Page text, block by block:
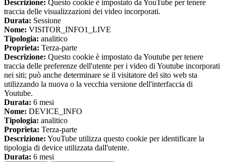
Descrizione: Questo cookie è impostato da YouTube per tenere
traccia delle visualizzazioni dei video incorporati.
Durata: Sessione
Nome: VISITOR_INFO1_LIVE
Tipologia: analitico
Proprieta: Terza-parte
Descrizione: Questo cookie è impostato da Youtube per tenere
traccia delle preferenze dell'utente per i video di Youtube incorporati
nei siti; può anche determinare se il visitatore del sito web sta
utilizzando la nuova o la vecchia versione dell'interfaccia di
Youtube.
Durata: 6 mesi
Nome: DEVICE_INFO
Tipologia: analitico
Proprieta: Terza-parte
Descrizione: YouTube utilizza questo cookie per identificare la
tipologia di device utilizzata dall'utente.
Durata: 6 mesi